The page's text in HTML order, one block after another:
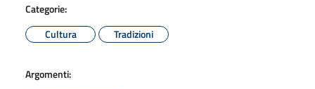
Categorie:
Cultura
Tradizioni
Argomenti: